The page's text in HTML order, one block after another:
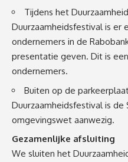
Tijdens het
Duurzaamheidsfestival is er
ondernemers in de
presentatie geven. Dit is
ondernemers.
Buiten op de
Duurzaamheidsfestival is de
omgevingswet aanwezig.
Gezamenlijke afsluiting
We sluiten het